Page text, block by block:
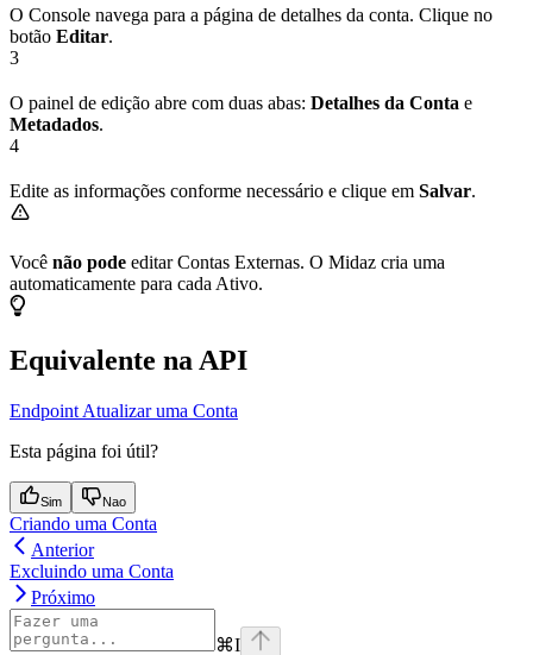
O Console navega para a página de detalhes da conta. Clique no
botão Editar.
3
O painel de edição abre com duas abas: Detalhes da Conta e
Metadados.
4
Edite as informações conforme necessário e clique em Salvar.
Você não pode editar Contas Externas. O Midaz cria uma
automaticamente para cada Ativo.
Equivalente na API
Endpoint Atualizar uma Conta
Esta página foi útil?
Sim Nao
Criando uma Conta
Anterior
Excluindo uma Conta
Próximo
⌘I